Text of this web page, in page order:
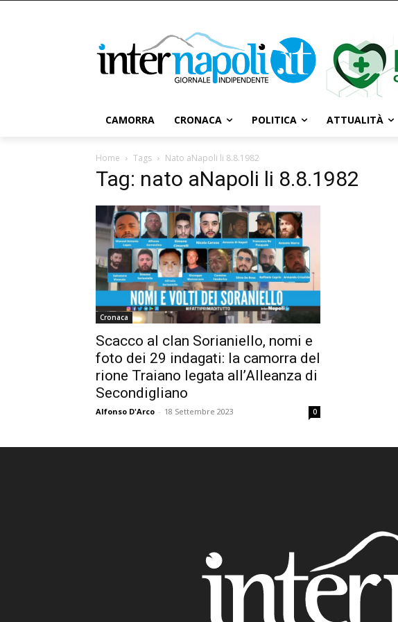
CAMORRA CRONACA POLITICA ATTUALITÀ
Home Tags Nato aNapoli li 8.8.1982
Tag: nato aNapoli li 8.8.1982
Cronaca
Scacco al clan Sorianiello, nomi e
foto dei 29 indagati: la camorra del
rione Traiano legata all’Alleanza di
Secondigliano
Alfonso D'Arco - 18 Settembre 2023 0